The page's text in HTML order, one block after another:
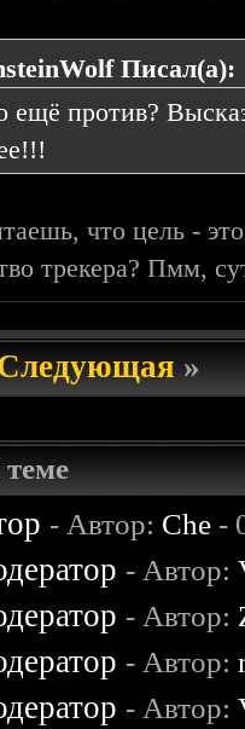
Писал(а):
ещё против?
что цель -
трекера? Пмм,
»
- Автор: Che -
- Автор:
- Автор:
- Автор:
- Автор: